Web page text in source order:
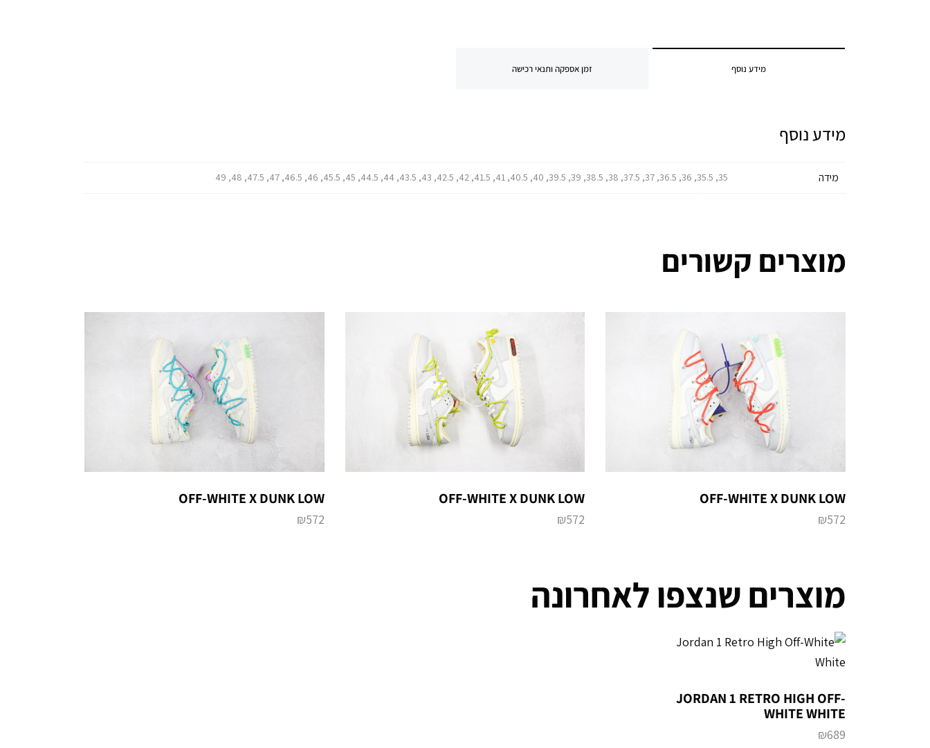
מידע נוסף זמן אספקה ותנאי רכישה
מידע נוסף
מידה 35, 35.5, 36, 36.5, 37, 37.5, 38, 38.5, 39, 39.5, 40, 40.5, 41, 41.5, 42, 42.5, 43, 43.5, 44, 44.5, 45, 45.5, 46, 46.5, 47, 47.5, 48, 49
מוצרים קשורים
OFF-WHITE X DUNK LOW
₪572
OFF-WHITE X DUNK LOW
₪572
OFF-WHITE X DUNK LOW
₪572
מוצרים שנצפו לאחרונה
JORDAN 1 RETRO HIGH OFF-
WHITE WHITE
₪689